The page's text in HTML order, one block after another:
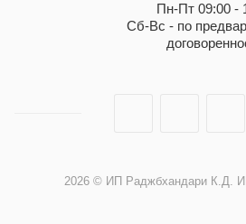
Пн-Пт 09:00 -
Сб-Вс - по
2026 © ИП Раджбхандари К.Д.